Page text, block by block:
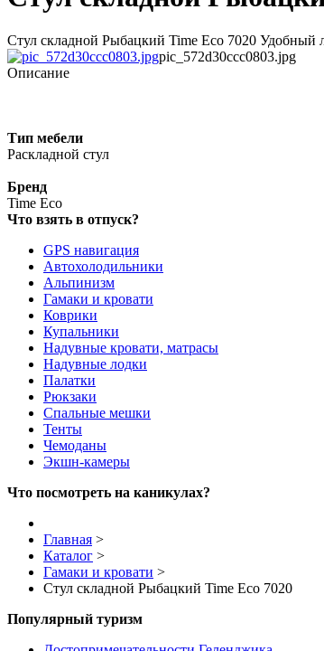
Стул складной Рыбацкий Time Eco 7020 Удобный
pic_572d30ccc0803.jpg
Описание
Тип мебели
Раскладной стул
Бренд
Time Eco
Что взять в отпуск?
GPS навигация
Автохолодильники
Альпинизм
Гамаки и кровати
Коврики
Купальники
Надувные кровати, матрасы
Надувные лодки
Палатки
Рюкзаки
Спальные мешки
Тенты
Чемоданы
Экшн-камеры
Что посмотреть на каникулах?
Главная >
Каталог >
Гамаки и кровати >
Стул складной Рыбацкий Time Eco 7020
Популярный туризм